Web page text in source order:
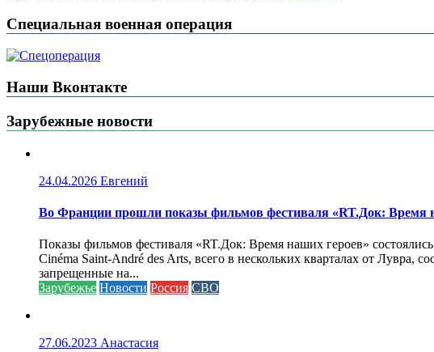
Специальная военная операция
Наши Вконтакте
Зарубежные новости
24.04.2026 Евгений
Во Франции прошли показы фильмов фестиваля «RT.Док: Время
Показы фильмов фестиваля «RT.Док: Время наших героев»
Cinéma Saint-André des Arts, всего в нескольких кварталах от
запрещенные на...
Зарубежье Новости Россия СВО
27.06.2023 Анастасия